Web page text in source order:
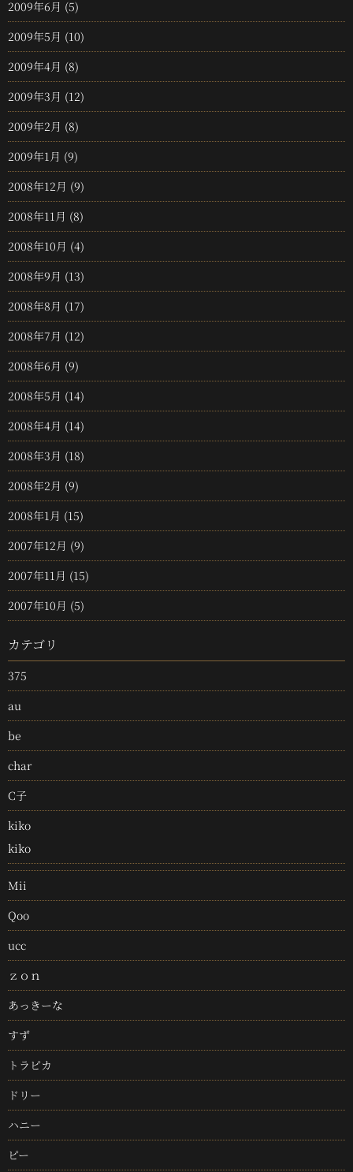
2009年6月 (5)
2009年5月 (10)
2009年4月 (8)
2009年3月 (12)
2009年2月 (8)
2009年1月 (9)
2008年12月 (9)
2008年11月 (8)
2008年10月 (4)
2008年9月 (13)
2008年8月 (17)
2008年7月 (12)
2008年6月 (9)
2008年5月 (14)
2008年4月 (14)
2008年3月 (18)
2008年2月 (9)
2008年1月 (15)
2007年12月 (9)
2007年11月 (15)
2007年10月 (5)
カテゴリ
375
au
be
char
C子
kiko
kiko
Mii
Qoo
ucc
ｚｏｎ
あっきーな
すず
トラピカ
ドリー
ハニー
ピー